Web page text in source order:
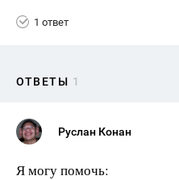
1 ответ
ОТВЕТЫ 1
Руслан Конан
Я могу помочь: